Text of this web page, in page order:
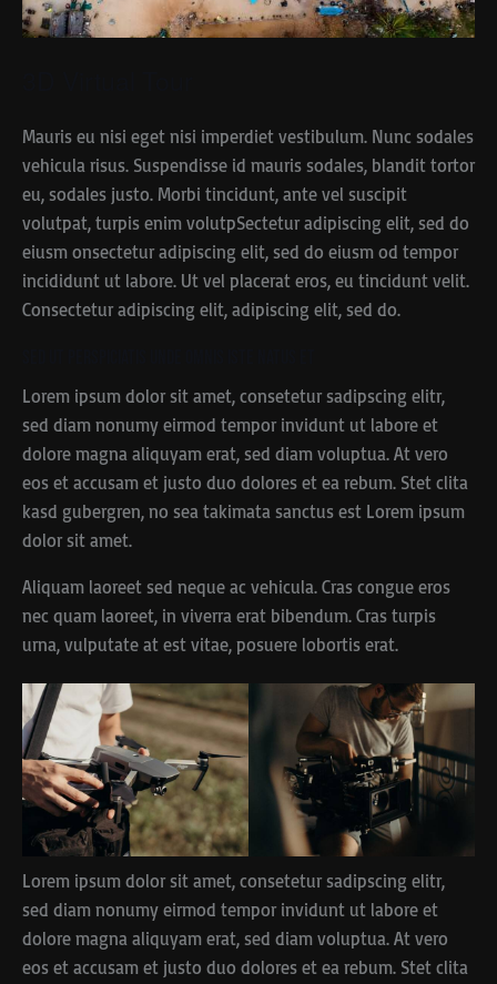
Mauris eu nisi eget nisi imperdiet vestibulum. Nunc sodales
vehicula risus. Suspendisse id mauris sodales, blandit tortor
eu, sodales justo. Morbi tincidunt, ante vel suscipit
volutpat, turpis enim volutpSectetur adipiscing elit, sed do
eiusm onsectetur adipiscing elit, sed do eiusm od tempor
incididunt ut labore. Ut vel placerat eros, eu tincidunt velit.
Consectetur adipiscing elit, adipiscing elit, sed do.
Lorem ipsum dolor sit amet, consetetur sadipscing elitr,
sed diam nonumy eirmod tempor invidunt ut labore et
dolore magna aliquyam erat, sed diam voluptua. At vero
eos et accusam et justo duo dolores et ea rebum. Stet clita
kasd gubergren, no sea takimata sanctus est Lorem ipsum
dolor sit amet.
Aliquam laoreet sed neque ac vehicula. Cras congue eros
nec quam laoreet, in viverra erat bibendum. Cras turpis
urna, vulputate at est vitae, posuere lobortis erat.
Lorem ipsum dolor sit amet, consetetur sadipscing elitr,
sed diam nonumy eirmod tempor invidunt ut labore et
dolore magna aliquyam erat, sed diam voluptua. At vero
eos et accusam et justo duo dolores et ea rebum. Stet clita